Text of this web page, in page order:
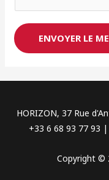
e
s
a
e
ENVOYER LE
HORIZON, 37 Rue
+33 6 68 93 77 93
Copyright ©